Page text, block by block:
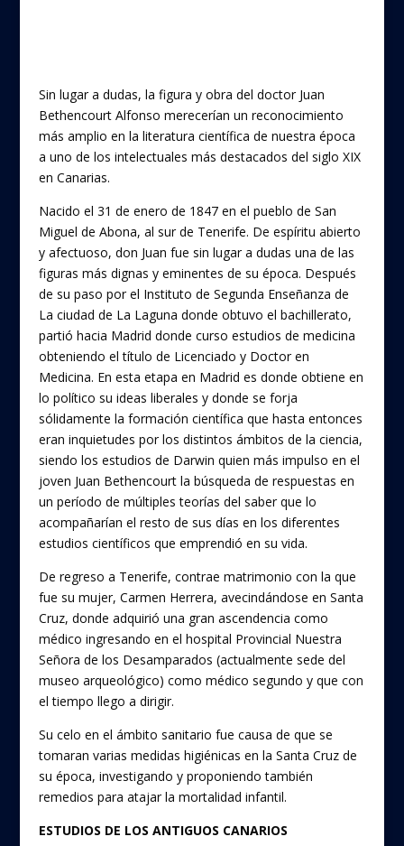
o
o
k
Sin lugar a dudas, la figura y obra del doctor Juan
Bethencourt Alfonso merecerían un reconocimiento
más amplio en la literatura científica de nuestra época
a uno de los intelectuales más destacados del siglo XIX
en Canarias.
Nacido el 31 de enero de 1847 en el pueblo de San
Miguel de Abona, al sur de Tenerife. De espíritu abierto
y afectuoso, don Juan fue sin lugar a dudas una de las
figuras más dignas y eminentes de su época. Después
de su paso por el Instituto de Segunda Enseñanza de
La ciudad de La Laguna donde obtuvo el bachillerato,
partió hacia Madrid donde curso estudios de medicina
obteniendo el título de Licenciado y Doctor en
Medicina. En esta etapa en Madrid es donde obtiene en
lo político su ideas liberales y donde se forja
sólidamente la formación científica que hasta entonces
eran inquietudes por los distintos ámbitos de la ciencia,
siendo los estudios de Darwin quien más impulso en el
joven Juan Bethencourt la búsqueda de respuestas en
un período de múltiples teorías del saber que lo
acompañarían el resto de sus días en los diferentes
estudios científicos que emprendió en su vida.
De regreso a Tenerife, contrae matrimonio con la que
fue su mujer, Carmen Herrera, avecindándose en Santa
Cruz, donde adquirió una gran ascendencia como
médico ingresando en el hospital Provincial Nuestra
Señora de los Desamparados (actualmente sede del
museo arqueológico) como médico segundo y que con
el tiempo llego a dirigir.
Su celo en el ámbito sanitario fue causa de que se
tomaran varias medidas higiénicas en la Santa Cruz de
su época, investigando y proponiendo también
remedios para atajar la mortalidad infantil.
ESTUDIOS DE LOS ANTIGUOS CANARIOS